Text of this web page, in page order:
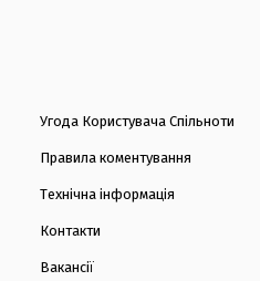
Угода Користувача Спільноти
Правила коментування
Технічна інформація
Контакти
Вакансії